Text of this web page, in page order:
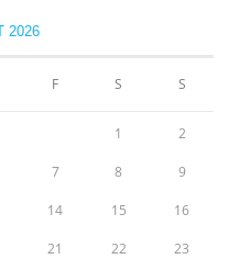
2026
F S S
1 2
7 8 9
14 15 16
21 22 23